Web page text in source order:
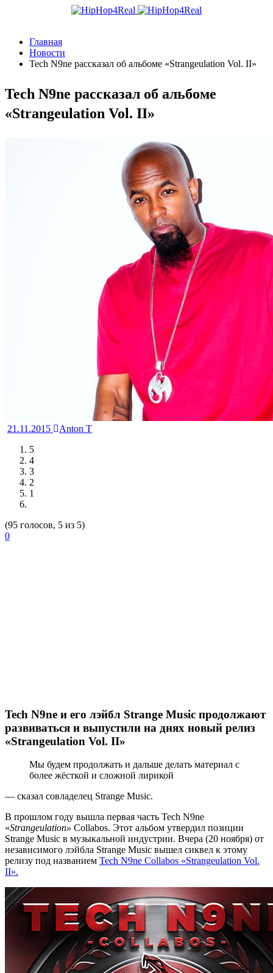
Главная
Новости
Tech N9ne рассказал об альбоме «Strangeulation Vol. II»
Tech N9ne рассказал об альбоме
«Strangeulation Vol. II»
21.11.2015
Anton T
5
4
3
2
1
(95 голосов, 5 из 5)
0
Tech N9ne и его лэйбл Strange Music продолжают
развиваться и выпустили на днях новый релиз
«Strangeulation Vol. II»
Мы будем продолжать и дальше делать материал с
более жёсткой и сложной лирикой
— сказал совладелец Strange Music.
В прошлом году вышла первая часть Tech N9ne
«Strangeulation» Collabos. Этот альбом утвердил позиции
Strange Music в музыкальной индустрии. Вчера (20 ноября) от
независимого лэйбла Strange Music вышел сиквел к этому
релизу под названием Tech N9ne Collabos «Strangeulation Vol.
II».